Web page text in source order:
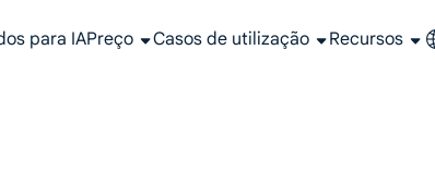
para IAPreço Casos de utilização Recursos